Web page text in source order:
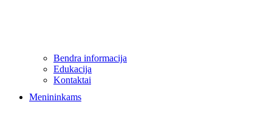
Bendra informacija
Edukacija
Kontaktai
Menininkams